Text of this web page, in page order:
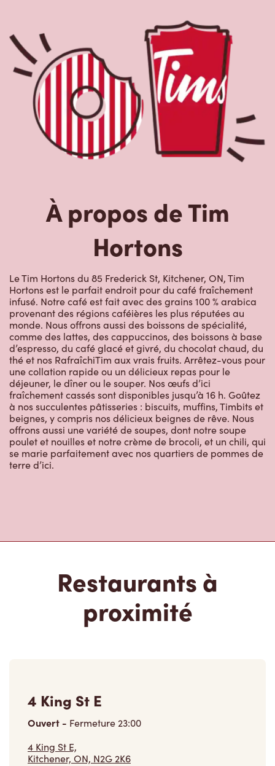
À propos de Tim
Hortons
Le Tim Hortons du 85 Frederick St, Kitchener, ON, Tim
Hortons est le parfait endroit pour du café fraîchement
infusé. Notre café est fait avec des grains 100 % arabica
provenant des régions caféières les plus réputées au
monde. Nous offrons aussi des boissons de spécialité,
comme des lattes, des cappuccinos, des boissons à base
d’espresso, du café glacé et givré, du chocolat chaud, du
thé et nos RafraîchiTim aux vrais fruits. Arrêtez-vous pour
une collation rapide ou un délicieux repas pour le
déjeuner, le dîner ou le souper. Nos œufs d’ici
fraîchement cassés sont disponibles jusqu’à 16 h. Goûtez
à nos succulentes pâtisseries : biscuits, muffins, Timbits et
beignes, y compris nos délicieux beignes de rêve. Nous
offrons aussi une variété de soupes, dont notre soupe
poulet et nouilles et notre crème de brocoli, et un chili, qui
se marie parfaitement avec nos quartiers de pommes de
terre d’ici.
Restaurants à
proximité
4 King St E
Ouvert - Fermeture23:00
4 King St E,
Kitchener, ON, N2G 2K6